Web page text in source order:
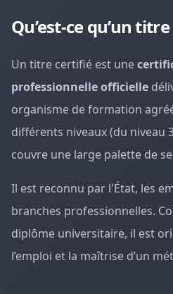
Qu’est-ce qu’un
Un titre certifié est une
professionnelle officielle
organisme de formation
différents niveaux (du niveau
couvre une large palette de
Il est reconnu par l'État, les
branches professionnelles.
diplôme universitaire, il est
l’emploi et la maîtrise d’un